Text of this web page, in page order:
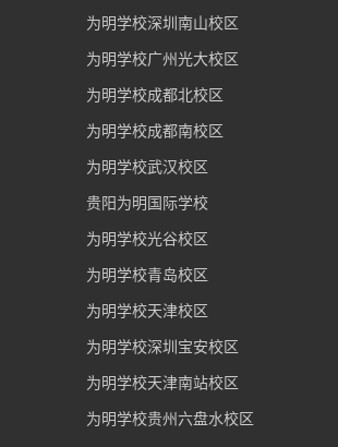
为明学校深圳南山校区
为明学校广州光大校区
为明学校成都北校区
为明学校成都南校区
为明学校武汉校区
贵阳为明国际学校
为明学校光谷校区
为明学校青岛校区
为明学校天津校区
为明学校深圳宝安校区
为明学校天津南站校区
为明学校贵州六盘水校区